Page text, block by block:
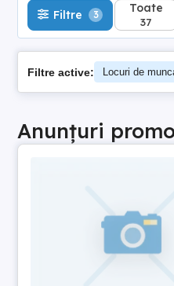
Filtre 3 Toate
37
Filtre active: Locuri de
Anunțuri